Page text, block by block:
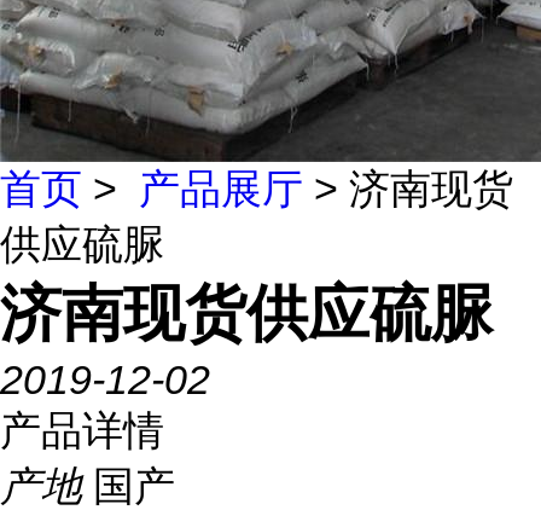
首页 > 产品展厅 > 济南现货
供应硫脲
济南现货供应硫脲
2019-12-02
产品详情
产地 国产